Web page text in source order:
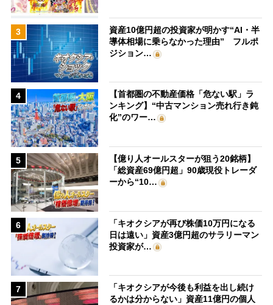
3
資産10億円超の投資家が明かす“AI・半
導体相場に乗らなかった理由” フルポ
ジション…
4
【首都圏の不動産価格「危ない駅」ラ
ンキング】“中古マンション売れ行き鈍
化”のワー…
5
【億り人オールスターが狙う20銘柄】
「総資産69億円超」90歳現役トレーダ
ーから“10…
6
「キオクシアが再び株価10万円になる
日は遠い」資産3億円超のサラリーマン
投資家が…
7
「キオクシアが今後も利益を出し続け
るかは分からない」資産11億円の個人